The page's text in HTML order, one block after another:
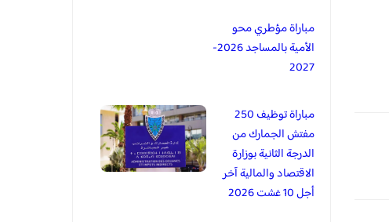
مباراة مؤطري محو
الأمية بالمساجد 2026-
2027
مباراة توظيف 250
مفتش الجمارك من
الدرجة الثانية بوزارة
الاقتصاد والمالية آخر
أجل 10 غشت 2026